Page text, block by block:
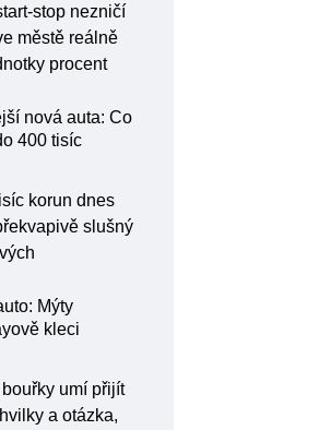
stop nezničí
městě reálně
procent
nová auta: Co
400 tisíc
korun dnes
slušný
Mýty
kleci
umí přijít
a otázka,